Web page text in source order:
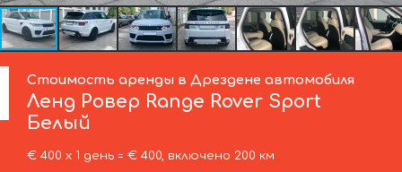
Стоимость аренды в Дрездене автомобиля
Ленд Ровер Range Rover Sport
Белый
€ 400 х 1 день = € 400, включено 200 км